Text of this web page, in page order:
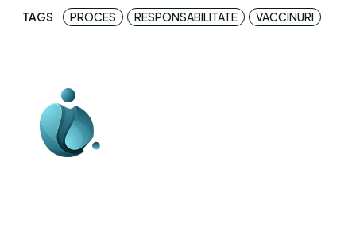
TAGS PROCES RESPONSABILITATE VACCINURI